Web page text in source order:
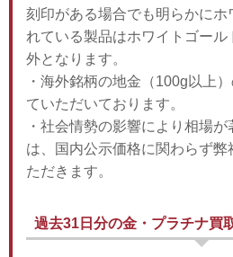
刻印がある場合でも明らかにホ
れている製品はホワイトゴール
外となります。
・海外銘柄の地金（100g以上
ていただいております。
・社会情勢の影響により相場
は、国内公示価格に関わらず
ただきます。
過去31日分の金・プラチナ買